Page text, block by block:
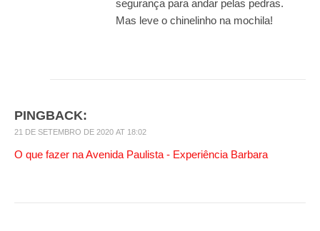
segurança para andar pelas pedras.
Mas leve o chinelinho na mochila!
PINGBACK:
21 DE SETEMBRO DE 2020 AT 18:02
O que fazer na Avenida Paulista - Experiência Barbara